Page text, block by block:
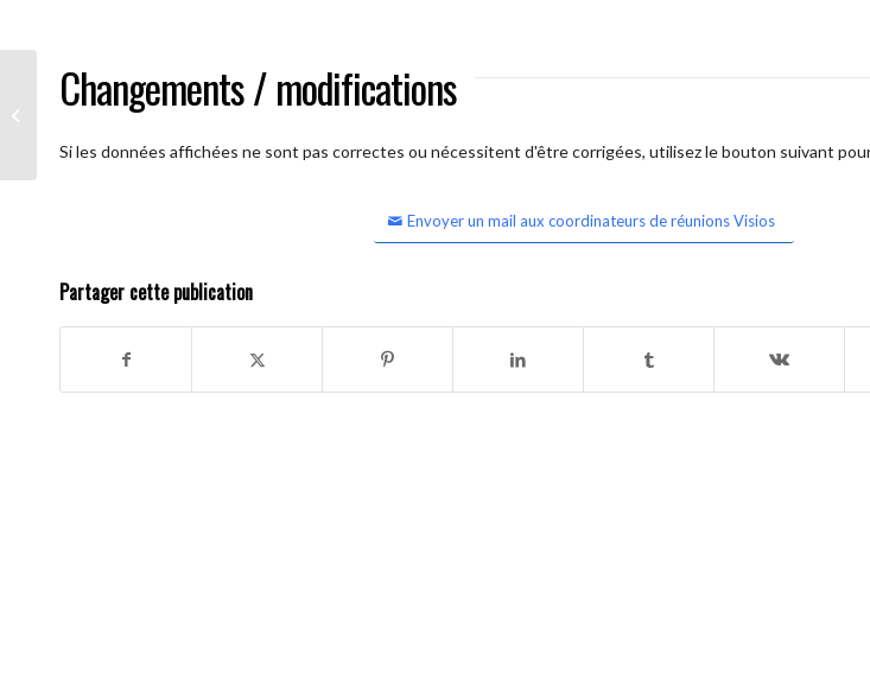
Changements / modifications
Si les données affichées ne sont pas correctes ou nécessitent d'être corrigées, utilisez le bouton suivant
Envoyer un mail aux coordinateurs de réunions Visios
Partager cette publication
AA Humilité (Le Langage Du Coeur)